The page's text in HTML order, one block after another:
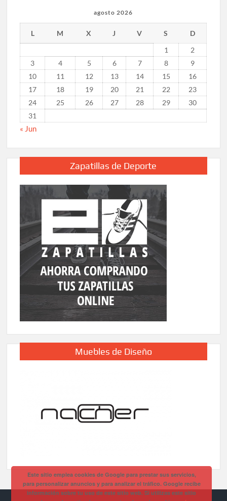
agosto 2026
L M X J V S
D
1
2
3
4 5 6 7 8
9
10
11 12 13 14 15
16
17
18 19 20 21 22
23
24
25 26 27 28 29
30
31
« Jun
Zapatillas de Deporte
Muebles de Diseño
Este sitio emplea cookies de Google para prestar sus servicios,
para personalizar anuncios y para analizar el tráfico. Google recibe
información sobre tu uso de este sitio web. Si utilizas este sitio